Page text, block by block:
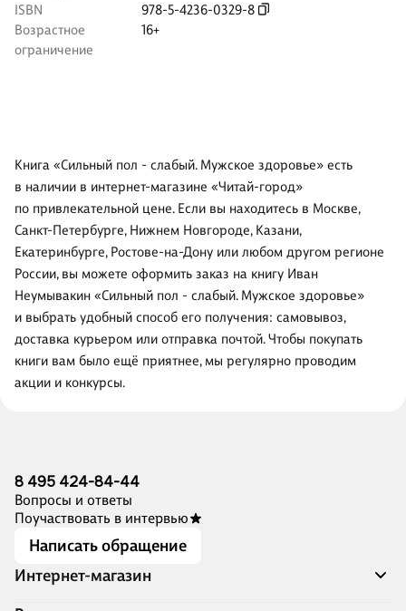
ISBN
978-5-4236-0329-8
Возрастное
ограничение
16+
Книга «Сильный пол - слабый. Мужское здоровье» есть
в наличии в интернет-магазине «Читай-город»
по привлекательной цене. Если вы находитесь в Москве,
Санкт-Петербурге, Нижнем Новгороде, Казани,
Екатеринбурге, Ростове-на-Дону или любом другом регионе
России, вы можете оформить заказ на книгу Иван
Неумывакин «Сильный пол - слабый. Мужское здоровье»
и выбрать удобный способ его получения: самовывоз,
доставка курьером или отправка почтой. Чтобы покупать
книги вам было ещё приятнее, мы регулярно проводим
акции и конкурсы.
8 495 424-84-44
Вопросы и ответы
Поучаствовать в интервью
Написать обращение
Интернет-магазин